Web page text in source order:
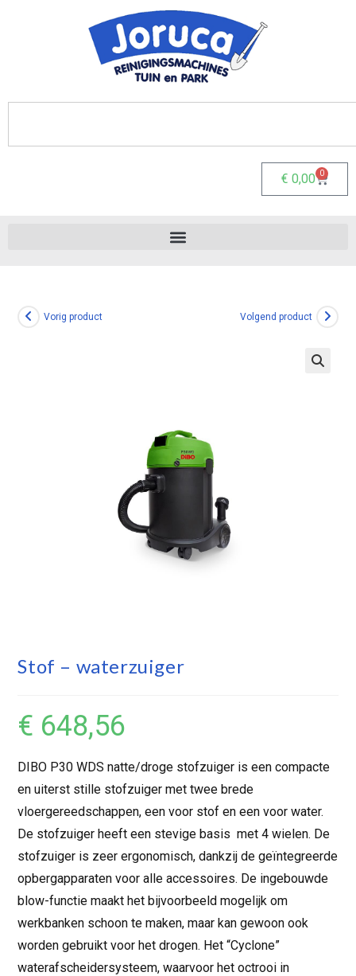
€ 0,00 0
Vorig product Volgend product
Stof – waterzuiger
€ 648,56
DIBO P30 WDS natte/droge stofzuiger is een compacte
en uiterst stille stofzuiger met twee brede
vloergereedschappen, een voor stof en een voor water.
De stofzuiger heeft een stevige basis met 4 wielen. De
stofzuiger is zeer ergonomisch, dankzij de geïntegreerde
opbergapparaten voor alle accessoires. De ingebouwde
blow-functie maakt het bijvoorbeeld mogelijk om
werkbanken schoon te maken, maar kan gewoon ook
worden gebruikt voor het drogen. Het “Cyclone”
waterafscheidersysteem, waarvoor het octrooi in